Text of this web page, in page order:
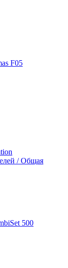
F05
/ Общая
500